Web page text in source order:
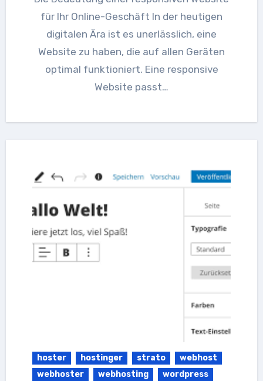
für Ihr Online-Geschäft In der heutigen
digitalen Ära ist es unerlässlich, eine
Website zu haben, die auf allen Geräten
optimal funktioniert. Eine responsive
Website passt…
hoster hostinger strato
webhost
webhoster
webhosting wordpress